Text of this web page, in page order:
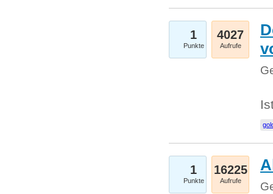
1
Punkte
4027
Aufrufe
1
Punkte
16225
Aufrufe